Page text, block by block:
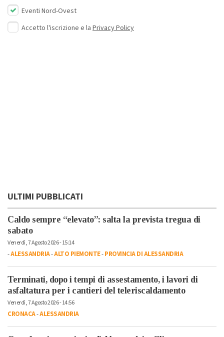
Eventi Nord-Ovest
Accetto l'iscrizione e la Privacy Policy
ULTIMI PUBBLICATI
Caldo sempre “elevato”: salta la prevista tregua di
sabato
Venerdì, 7 Agosto 2026 - 15:14
-ALESSANDRIA-ALTO PIEMONTE-PROVINCIA DI ALESSANDRIA
Terminati, dopo i tempi di assestamento, i lavori di
asfaltatura per i cantieri del teleriscaldamento
Venerdì, 7 Agosto 2026 - 14:56
CRONACA-ALESSANDRIA